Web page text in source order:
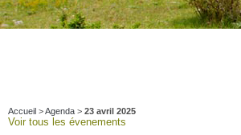
Accueil >Agenda > 23 avril 2025
Voir tous les évenements